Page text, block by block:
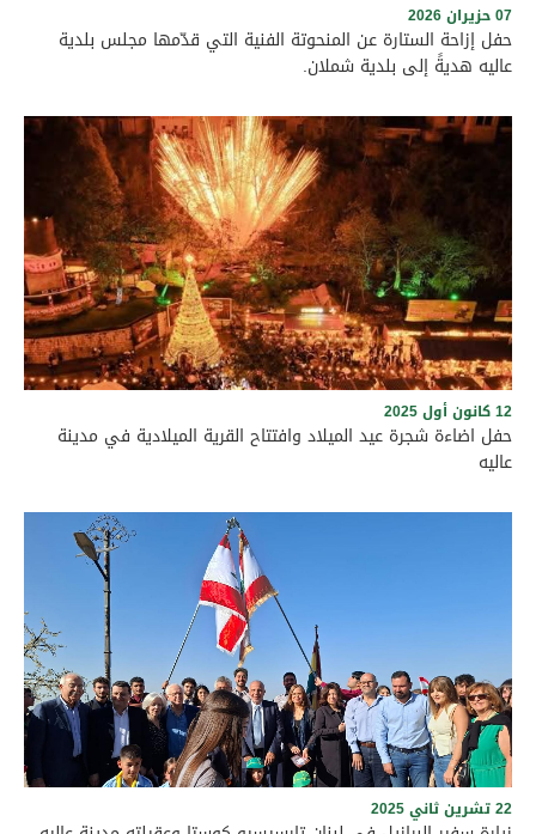
برعاية رئيس بلدية عاليه الأستاذ وجدي مراد وأعضاء المجلس البلدي،
وبحضور حشد من الفعاليات الرسمية والاجتماعية، ورؤساء البلديات
والمخاتير، والمرجعيات الروحية في قضاء عاليه، أُقيم نهار السبت
الواقع في 6 حزيران 2026 حفل إزاحة الستارة عن المنحوتة الفنية التي
قدّمها مجلس بلدية عاليه هديةً إلى بلدية شملان. وجرى الاحتفال
على الطريق العام في بلدة شملان عند الساعة الرابعة بعد الظهر،
في أجواء سادتها الألفة والمحبة والتعاون، بما يجسّد عمق العلاقات
الأخوية والتاريخية التي تجمع بين بلدتي عاليه وشملان، ويؤكد الحرص
المشترك على تعزيز الروابط الثقافية والإنمائية وترسيخ قيم التواصل
والتكامل بين أبناء المنطقة
07 حزيران 2026
حفل إزاحة الستارة عن المنحوتة الفنية التي قدّمها مجلس بلدية
عاليه هديةً إلى بلدية شملان.
حفل اضاءة شجرة عيد الميلاد في مدينة عاليه
12 كانون أول 2025
حفل اضاءة شجرة عيد الميلاد وافتتاح القرية الميلادية في مدينة
عاليه
22 تشرين ثاني 2025